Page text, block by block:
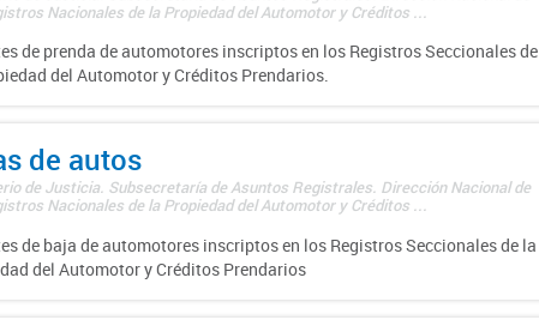
Nacionales de la Propiedad del Automotor y Créditos ...
de prenda de automotores inscriptos en los Registros Seccionales de
del Automotor y Créditos Prendarios.
de autos
de Justicia. Subsecretaría de Asuntos Registrales. Dirección Nacional de
Nacionales de la Propiedad del Automotor y Créditos ...
de baja de automotores inscriptos en los Registros Seccionales de la
del Automotor y Créditos Prendarios